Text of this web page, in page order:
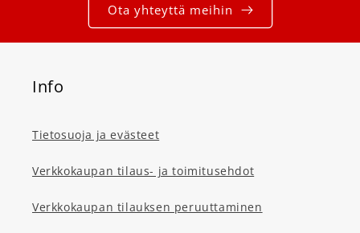
Ota yhteyttä meihin
Info
Tietosuoja ja evästeet
Verkkokaupan tilaus- ja toimitusehdot
Verkkokaupan tilauksen peruuttaminen